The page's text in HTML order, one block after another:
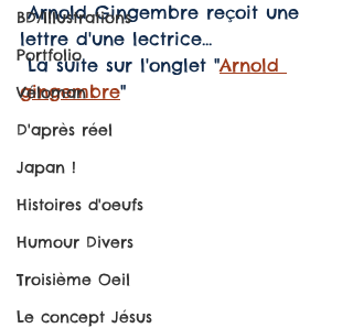
BD/Illustrations
Portfolio
Véloman
D'après réel
Japan !
Histoires d'oeufs
Humour Divers
Troisième Oeil
Le concept Jésus
Arnold Gingembre reçoit une
lettre d'une lectrice...
La suite sur l'onglet "Arnold
gingembre"